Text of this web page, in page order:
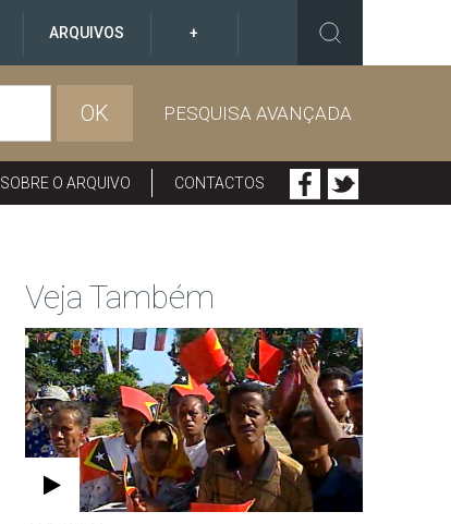
ARQUIVOS +
OK PESQUISA AVANÇADA
SOBRE O ARQUIVO CONTACTOS
Veja Também